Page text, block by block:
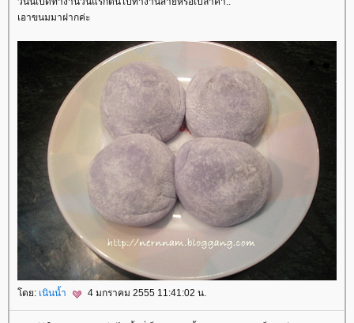
เอาขนมมาฝากค่ะ
ดย: เนินน้ำ 4 มกราคม 2555 11:41:02 น.